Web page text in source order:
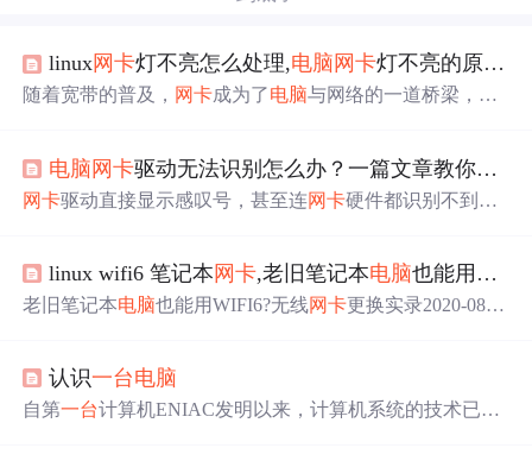
linux网卡灯不亮怎么处理,电脑 网卡灯不亮的原因及解决方法
随着宽带的普及， 网卡成为了电脑与网络的一道桥梁，但
么办呢？造成网卡灯不亮的原因有很多，下面就给大家介
绍电脑网卡灯不亮的原因及解决方法，让大家在面对这些
检查网线是否接触良好，水晶头的接头跟主机连接口是...
电脑 网卡驱动无法识别怎么办？一篇文章教你解决网络问题
网卡驱动直接显示感叹号，甚至连网卡硬件都识别不到
况 下，它只是驱动出了问题。下面我们就用最简单易懂的
方式，讲讲网卡驱动无法识别的原因，以及普通人也能轻
linux wifi6 笔记本 网卡,老旧笔记本电脑也能用WIFI6?无线
老旧笔记本电脑也能用WIFI6?无线网卡更换实录2020-08-2
8-23 21:04:57):联想的笔记本
名单限制，若有更换网卡时需要修改BIOS，具体请自行百
认识一台电脑
自第一台计算机ENIAC发明以来，计算机系统的技术已经